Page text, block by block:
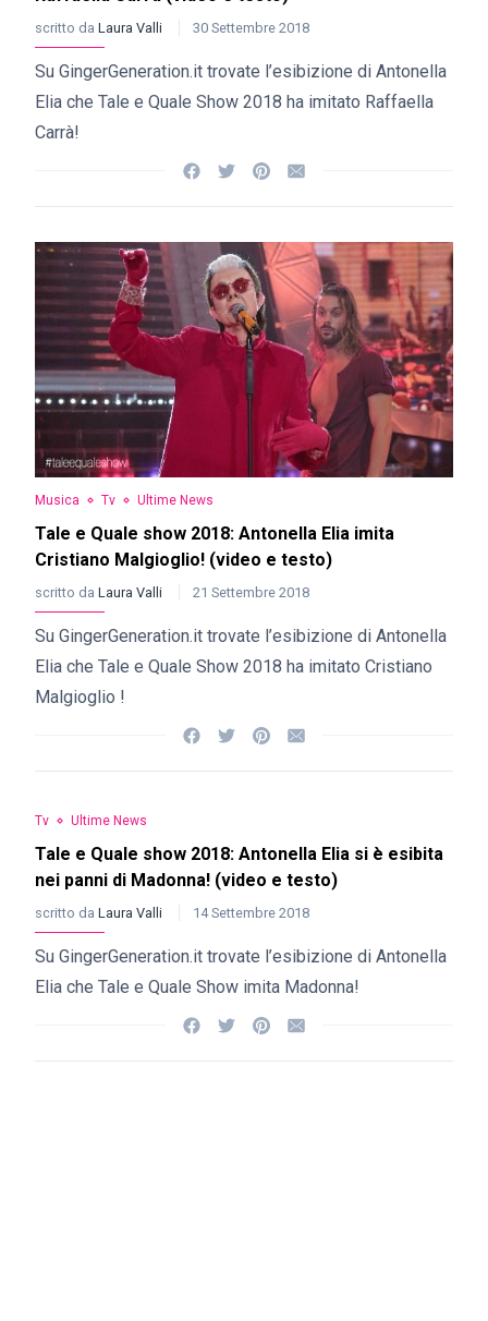
scritto da Laura Valli 30 Settembre 2018
Su GingerGeneration.it trovate l’esibizione di Antonella
Elia che Tale e Quale Show 2018 ha imitato Raffaella
Carrà!
Musica Tv Ultime News
Tale e Quale show 2018: Antonella Elia imita
Cristiano Malgioglio! (video e testo)
scritto da Laura Valli 21 Settembre 2018
Su GingerGeneration.it trovate l’esibizione di Antonella
Elia che Tale e Quale Show 2018 ha imitato Cristiano
Malgioglio !
Tv Ultime News
Tale e Quale show 2018: Antonella Elia si è esibita
nei panni di Madonna! (video e testo)
scritto da Laura Valli 14 Settembre 2018
Su GingerGeneration.it trovate l’esibizione di Antonella
Elia che Tale e Quale Show imita Madonna!